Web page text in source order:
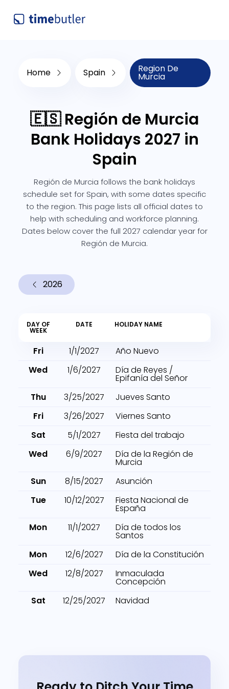
Home Spain Region De
Murcia
🇪🇸 Región de Murcia
Bank Holidays 2027 in
Spain
Región de Murcia follows the bank holidays
schedule set for Spain, with some dates specific
to the region. This page lists all official dates to
help with scheduling and workforce planning.
Dates below cover the full 2027 calendar year for
Región de Murcia.
2026
DAY OF
WEEK
DATE HOLIDAY NAME
Fri 1/1/2027
Año Nuevo
Wed
1/6/2027 Día de Reyes /
Epifanía del Señor
Thu
3/25/2027
Jueves Santo
Fri
3/26/2027
Viernes Santo
Sat
5/1/2027
Fiesta del trabajo
Wed
6/9/2027 Día de la Región de
Murcia
Sun
8/15/2027
Asunción
Tue
10/12/2027 Fiesta Nacional de
España
Mon
11/1/2027 Día de todos los
Santos
Mon
12/6/2027
Día de la Constitución
Wed
12/8/2027 Inmaculada
Concepción
Sat
12/25/2027 Navidad